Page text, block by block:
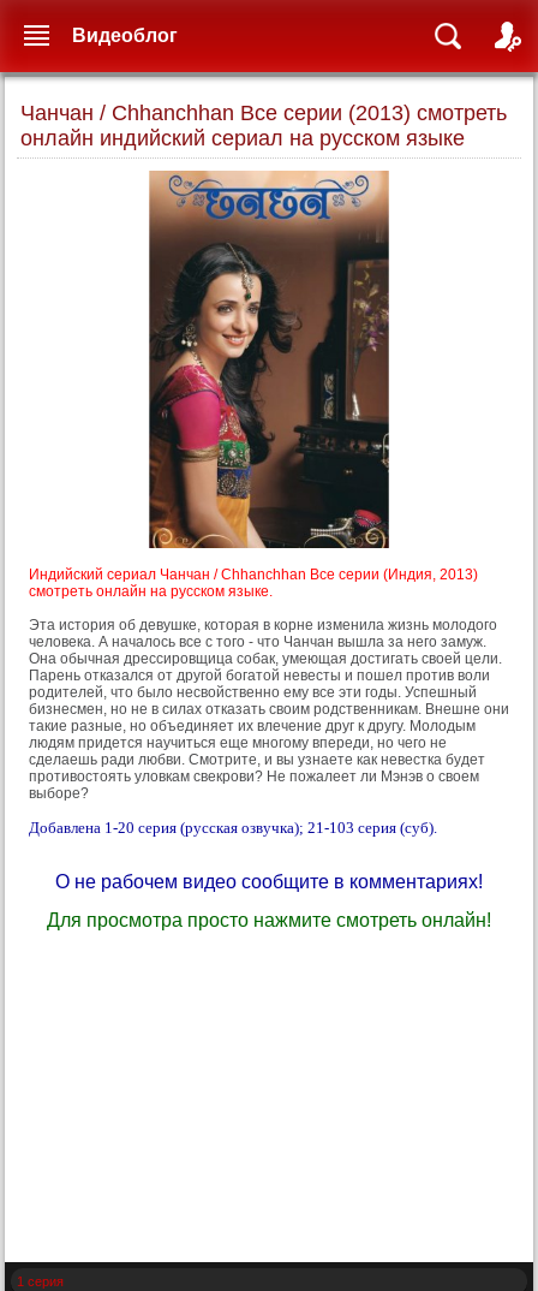
Чанчан / Chhanchhan Все серии (2013) смотреть
онлайн индийский сериал на русском языке
Индийский сериал Чанчан / Chhanchhan Все серии (Индия, 2013)
смотреть онлайн на русском языке.
Эта история об девушке, которая в корне изменила жизнь молодого
человека. А началось все с того - что Чанчан вышла за него замуж.
Она обычная дрессировщица собак, умеющая достигать своей цели.
Парень отказался от другой богатой невесты и пошел против воли
родителей, что было несвойственно ему все эти годы. Успешный
бизнесмен, но не в силах отказать своим родственникам. Внешне они
такие разные, но объединяет их влечение друг к другу. Молодым
людям придется научиться еще многому впереди, но чего не
сделаешь ради любви. Смотрите, и вы узнаете как невестка будет
противостоять уловкам свекрови? Не пожалеет ли Мэнэв о своем
выборе?
Добавлена 1-20 серия (русская озвучка); 21-103 серия (суб).
О не рабочем видео сообщите в комментариях!
Для просмотра просто нажмите смотреть онлайн!
1 серия
Видеоблог